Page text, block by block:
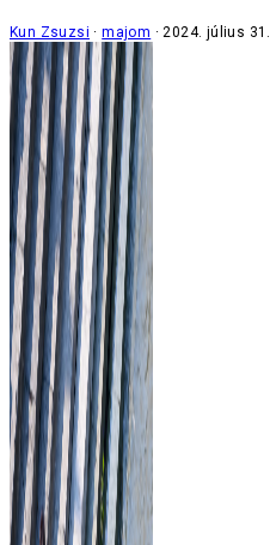
Kun Zsuzsi majom 2024. július 31.